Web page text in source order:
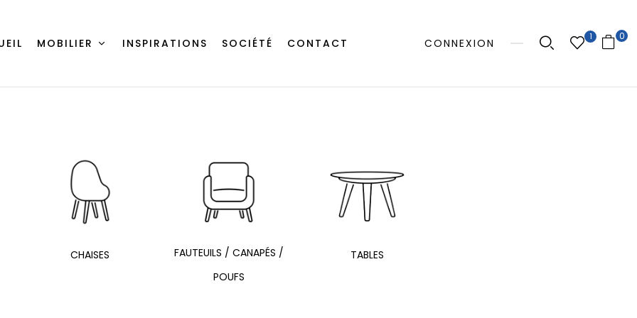
MOBILIER INSPIRATIONS SOCIÉTÉ CONTACT CONNEXION
1 0
CHAISES
FAUTEUILS / CANAPÉS /
POUFS
TABLES